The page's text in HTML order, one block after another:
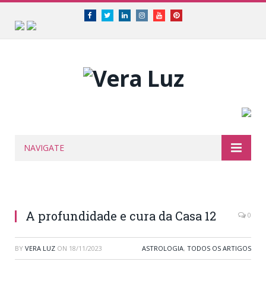
FacebookTwitterLinkedinInstagramYoutubePinterest
NAVIGATE
A profundidade e cura da Casa 12 0
BY VERA LUZ ON 18/11/2023 ASTROLOGIA, TODOS OS ARTIGOS